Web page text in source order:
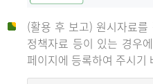
신
(활용 후 보고) 원시자료
정책자료 등이 있는 경우
페이지에 등록하여 주시기